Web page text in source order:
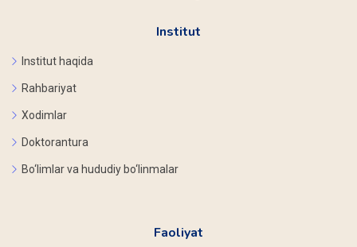
Institut
Institut haqida
Rahbariyat
Xodimlar
Doktorantura
Bo‘limlar va hududiy bo‘linmalar
Faoliyat